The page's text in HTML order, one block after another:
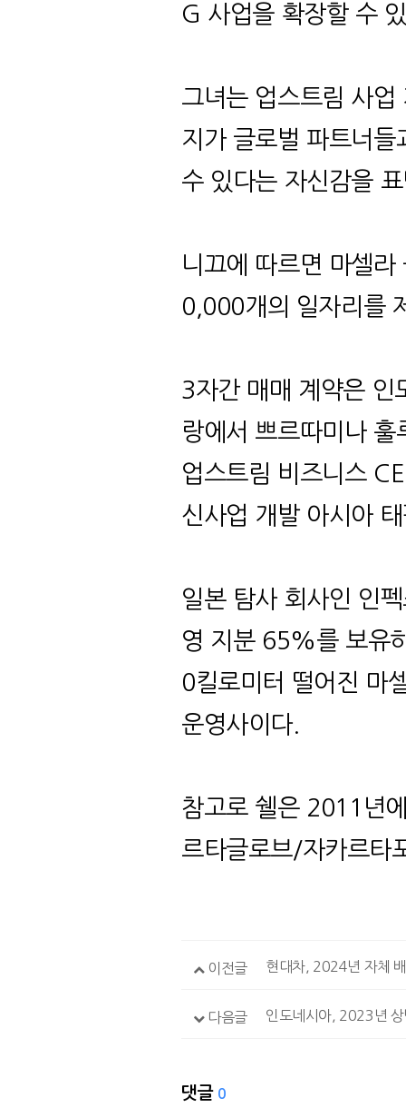
G 사업을 확장할 수
그녀는 업스트림 사업
지가 글로벌 파트너
수 있다는 자신감을
니끄에 따르면 마셀
0,000개의 일자리를
3자간 매매 계약은 인
랑에서 쁘르따미나 훌
업스트림 비즈니스
신사업 개발 아시아
일본 탐사 회사인 인
영 지분65%를 보유
0킬로미터 떨어진 마
운영사이다
참고로 쉘은2011 년
르타글로브/자카르타
이전글 현대차, 2024년 자체
다음글 인도네시아, 2023년
댓글 0